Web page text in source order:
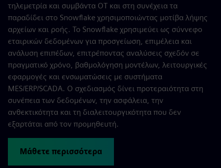
τηλεμετρία και συμβάντα OT και στη συνέχεια τα
παραδίδει στο Snowflake χρησιμοποιώντας μοτίβα λήψης
αρχείων και ροής. Το Snowflake χρησιμεύει ως σύννεφο
εταιρικών δεδομένων για προσγείωση, επιμέλεια και
ανάλυση επιπέδων, επιτρέποντας αναλύσεις σχεδόν σε
πραγματικό χρόνο, βαθμολόγηση μοντέλων, λειτουργικές
εφαρμογές και ενσωματώσεις με συστήματα
MES/ERP/SCADA. Ο σχεδιασμός δίνει προτεραιότητα στη
συνέπεια των δεδομένων, την ασφάλεια, την
ανθεκτικότητα και τη διαλειτουργικότητα που δεν
εξαρτάται από τον προμηθευτή.
Μάθετε περισσότερα